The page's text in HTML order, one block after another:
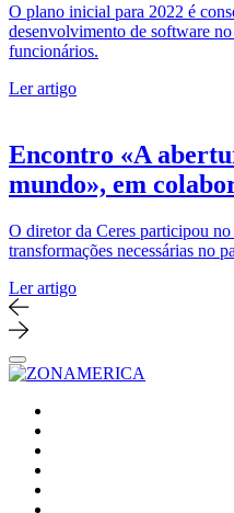
O plano inicial para 2022 é
desenvolvimento de software
funcionários.
Ler artigo
Encontro «A
mundo», em
O diretor da Ceres participou
transformações necessárias no
Ler artigo